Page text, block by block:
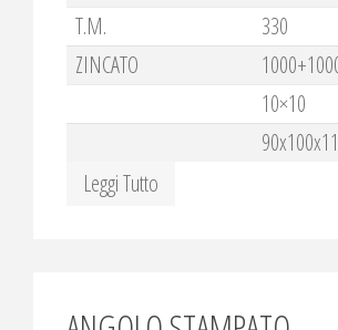
T.M.
330
ZINCATO
10×10
Leggi Tutto